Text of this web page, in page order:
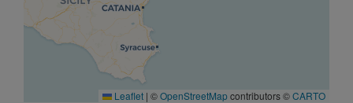
Leaflet | ©OpenStreetMapcontributors ©CARTO